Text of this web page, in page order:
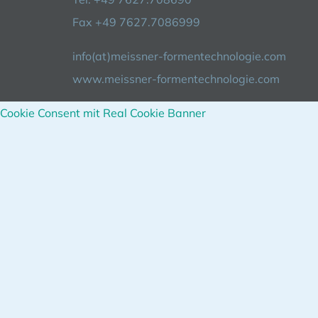
Fax +49 7627.7086999
info(at)meissner-formentechnologie.com
www.meissner-formentechnologie.com
Cookie Consent mit Real Cookie Banner